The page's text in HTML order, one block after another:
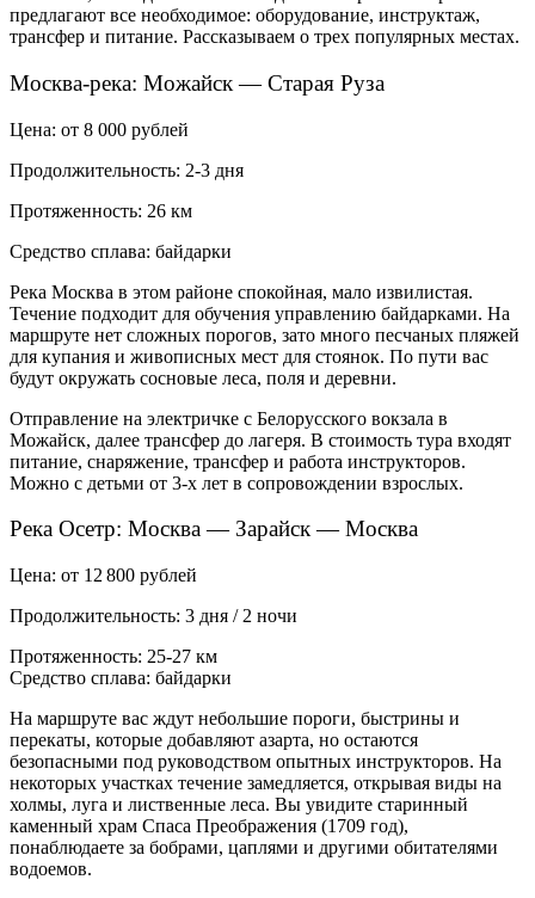
предлагают все необходимое: оборудование, инструктаж,
трансфер и питание. Рассказываем о трех популярных местах.
Москва-река: Можайск — Старая Руза
Цена: от 8 000 рублей
Продолжительность: 2-3 дня
Протяженность: 26 км
Средство сплава: байдарки
Река Москва в этом районе спокойная, мало извилистая.
Течение подходит для обучения управлению байдарками. На
маршруте нет сложных порогов, зато много песчаных пляжей
для купания и живописных мест для стоянок. По пути вас
будут окружать сосновые леса, поля и деревни.
Отправление на электричке с Белорусского вокзала в
Можайск, далее трансфер до лагеря. В стоимость тура входят
питание, снаряжение, трансфер и работа инструкторов.
Можно с детьми от 3-х лет в сопровождении взрослых.
Река Осетр: Москва — Зарайск — Москва
Цена: от 12 800 рублей
Продолжительность: 3 дня / 2 ночи
Протяженность: 25-27 км
Средство сплава: байдарки
На маршруте вас ждут небольшие пороги, быстрины и
перекаты, которые добавляют азарта, но остаются
безопасными под руководством опытных инструкторов. На
некоторых участках течение замедляется, открывая виды на
холмы, луга и лиственные леса. Вы увидите старинный
каменный храм Спаса Преображения (1709 год),
понаблюдаете за бобрами, цаплями и другими обитателями
водоемов.